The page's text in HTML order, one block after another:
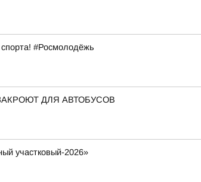
#Росмолодёжь
ДЛЯ АВТОБУСОВ
участковый-2026»